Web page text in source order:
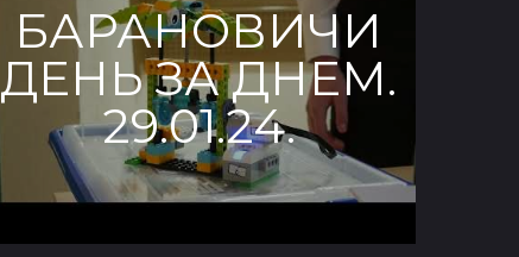
БАРАНОВИЧИ
ДЕНЬ ЗА ДНЕМ.
29.01.24.